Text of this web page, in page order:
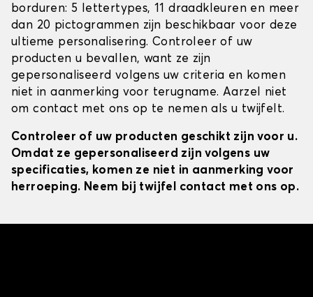
borduren: 5 lettertypes, 11 draadkleuren en meer
dan 20 pictogrammen zijn beschikbaar voor deze
ultieme personalisering. Controleer of uw
producten u bevallen, want ze zijn
gepersonaliseerd volgens uw criteria en komen
niet in aanmerking voor terugname. Aarzel niet
om contact met ons op te nemen als u twijfelt.
Controleer of uw producten geschikt zijn voor u.
Omdat ze gepersonaliseerd zijn volgens uw
specificaties, komen ze niet in aanmerking voor
herroeping. Neem bij twijfel contact met ons op.